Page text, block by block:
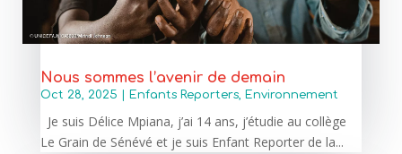
Nous sommes l’avenir de demain
Oct 28, 2025 | Enfants Reporters, Environnement
Je suis Délice Mpiana, j’ai 14 ans, j’étudie au collège
Le Grain de Sénévé et je suis Enfant Reporter de la...